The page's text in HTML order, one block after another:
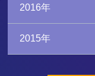
2016年
2015年